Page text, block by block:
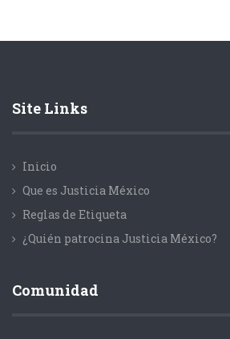
Site Links
Inicio
Que es Justicia México
Reglas de Etiqueta
¿Quién patrocina Justicia México?
Comunidad